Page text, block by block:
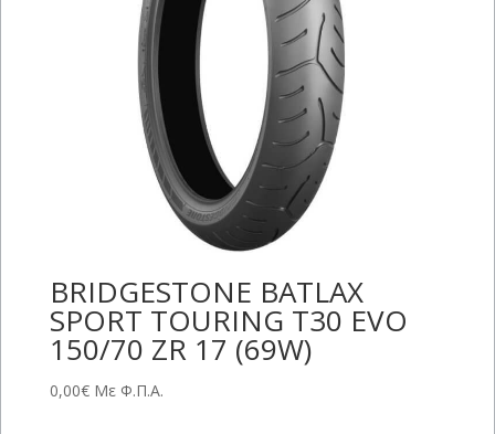
BRIDGESTONE BATLAX
SPORT TOURING T30 EVO
150/70 ZR 17 (69W)
0,00€ Με Φ.Π.Α.